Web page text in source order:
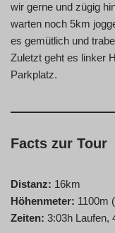
wir gerne und zügig
warten noch 5km
es gemütlich und
Zuletzt geht es linker
Parkplatz.
Facts zur Tour
Distanz: 16km
Höhenmeter: 1100m
Zeiten: 3:03h Laufen,